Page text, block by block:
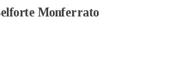
Monferrato